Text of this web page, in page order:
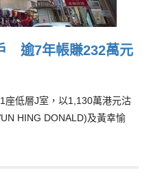
逾7年帳賺232萬元
座低層J室，以1,130萬港元沽
HING DONALD)及黃幸愉